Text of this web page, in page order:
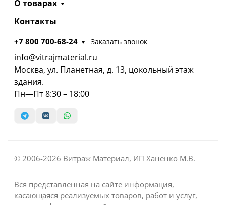
О товарах
Контакты
+7 800 700-68-24 Заказать звонок
info@vitrajmaterial.ru
Москва, ул. Планетная, д. 13, цокольный этаж
здания.
Пн—Пт 8:30 – 18:00
© 2006-2026 Витраж Материал, ИП Ханенко М.В.
Вся представленная на сайте информация,
касающаяся реализуемых товаров, работ и услуг,